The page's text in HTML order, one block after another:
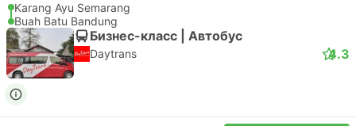
Karang Ayu Semarang
Buah Batu Bandung
Бизнес-класс | Автобус
Daytrans 4.3